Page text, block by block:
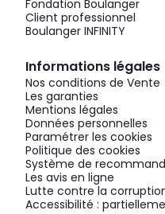
Fondation Boulanger
Client professionnel
Boulanger INFINITY
Informations légales
Nos conditions de Vente
Les garanties
Mentions légales
Données personnelles
Paramétrer les cookies
Politique des cookies
Système de
Les avis en ligne
Lutte contre la
Accessibilité :